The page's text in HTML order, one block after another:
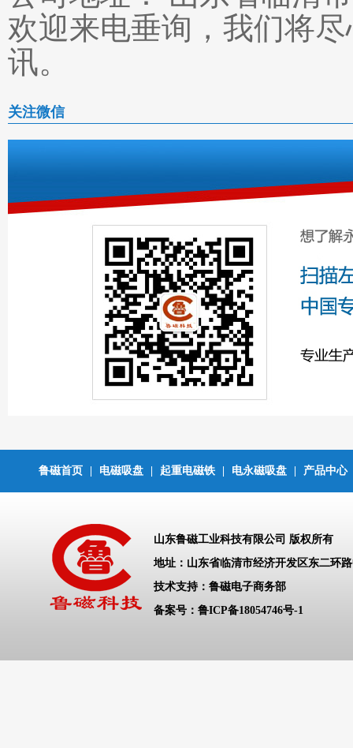
欢迎来电垂询，我们将
讯。
关注微信
鲁磁首页 电磁吸盘 起重电磁铁 电永磁吸盘 产品中心
山东鲁磁工业科技有限公司 版权所有
地址：山东省临清市经济开发区东二环
技术支持：鲁磁电子商务部
备案号： 鲁ICP备18054746号-1